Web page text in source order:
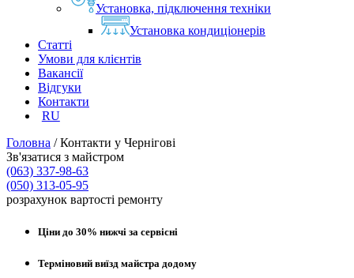
Установка, підключення техніки
Установка кондиціонерів
Статті
Умови для клієнтів
Вакансії
Відгуки
Контакти
RU
Головна /Контакти у Чернігові
Зв'язатися з майстром
(063) 337-98-63
(050) 313-05-95
розрахунок вартості ремонту
Ціни до 30% нижчі за сервісні
Терміновий виїзд майстра додому